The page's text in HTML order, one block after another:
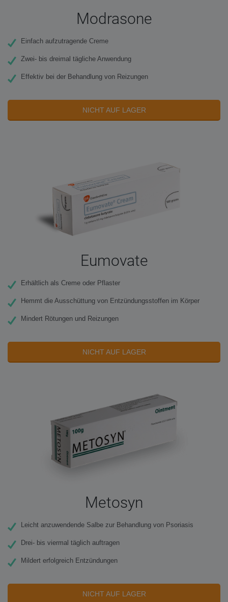
Modrasone
Einfach aufzutragende Creme
Zwei- bis dreimal tägliche Anwendung
Effektiv bei der Behandlung von Reizungen
NICHT AUF LAGER
Eumovate
Erhältlich als Creme oder Pflaster
Hemmt die Ausschüttung von Entzündungsstoffen im Körper
Mindert Rötungen und Reizungen
NICHT AUF LAGER
Metosyn
Leicht anzuwendende Salbe zur Behandlung von Psoriasis
Drei- bis viermal täglich auftragen
Mildert erfolgreich Entzündungen
NICHT AUF LAGER